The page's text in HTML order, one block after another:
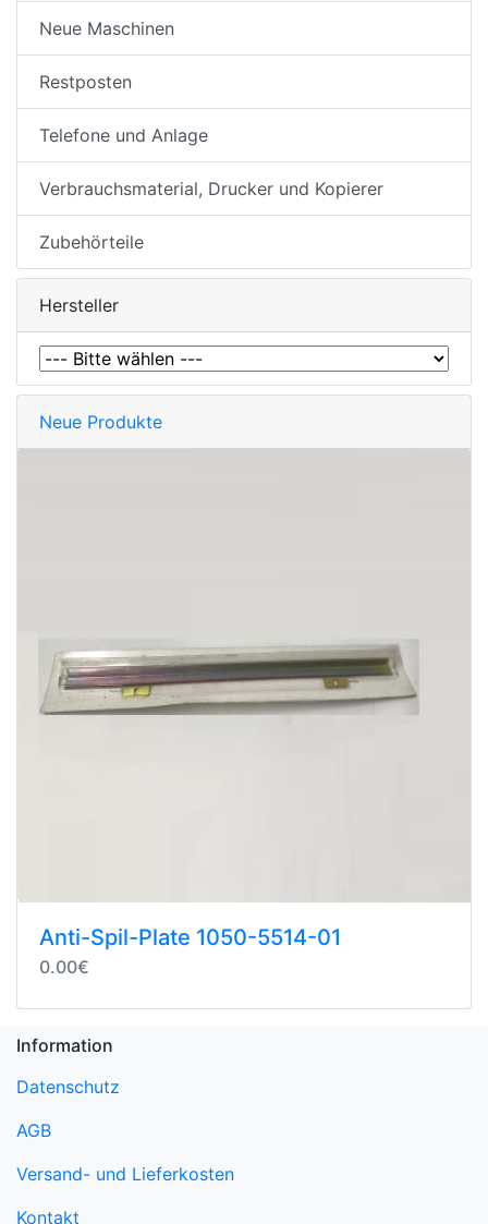
Neue Maschinen
Restposten
Telefone und Anlage
Verbrauchsmaterial, Drucker und Kopierer
Zubehörteile
Hersteller
Neue Produkte
Anti-Spil-Plate 1050-5514-01
0.00€
Information
Datenschutz
AGB
Versand- und Lieferkosten
Kontakt